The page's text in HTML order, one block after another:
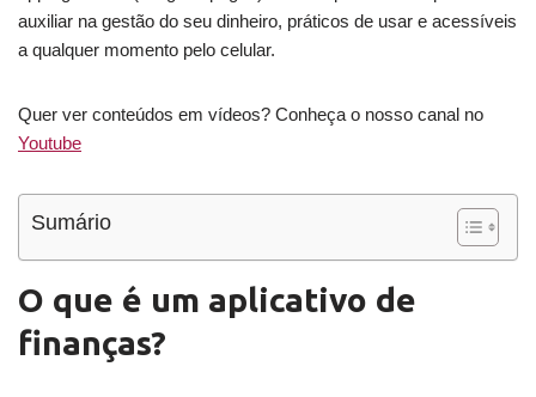
auxiliar na gestão do seu dinheiro, práticos de usar e acessíveis
a qualquer momento pelo celular.
Quer ver conteúdos em vídeos? Conheça o nosso canal no
Youtube
Sumário
O que é um aplicativo de
finanças?